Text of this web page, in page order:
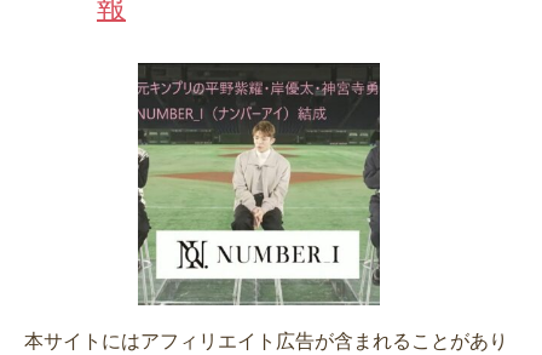
報
本サイトにはアフィリエイト広告が含まれることがあり